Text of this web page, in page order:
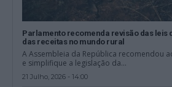
Parlamento recomenda revisão das leis
das receitas no mundo rural
A Assembleia da República recomendou
e simplifique a legislação da...
21 Julho, 2026 - 14:00